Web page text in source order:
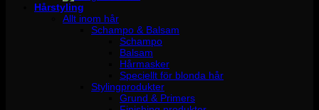
Hårstyling
Allt inom hår
Schampo & Balsam
Schampo
Balsam
Hårmasker
Speciellt för blonda hår
Stylingprodukter
Grund & Primers